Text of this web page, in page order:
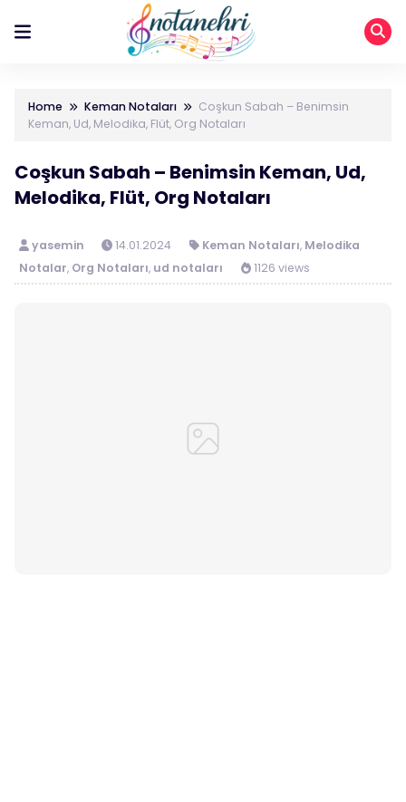
Home Keman Notaları
Coşkun Sabah – Benimsin
Keman, Ud, Melodika, Flüt, Org Notaları
Coşkun Sabah – Benimsin Keman, Ud,
Melodika, Flüt, Org Notaları
yasemin 14.01.2024 Keman Notaları, Melodika
Notalar, Org Notaları, ud notaları 1126 views